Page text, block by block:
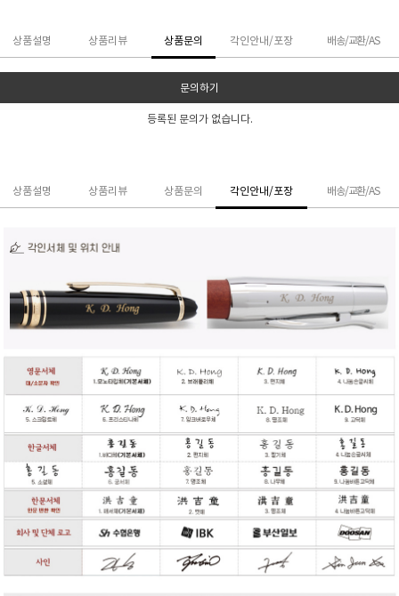
상품설명 상품리뷰 상품문의 각인안내/포장 배송/교환/AS
문의하기
등록된 문의가 없습니다.
상품설명 상품리뷰 상품문의 각인안내/포장 배송/교환/AS